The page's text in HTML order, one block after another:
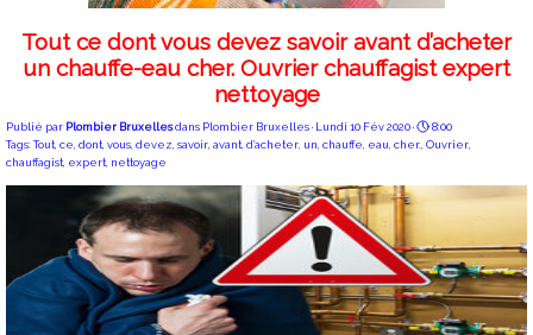
Tout ce dont vous devez savoir avant d’acheter
un chauffe-eau cher. Ouvrier chauffagist expert
nettoyage
Publié par Plombier Bruxellesdans Plombier Bruxelles· Lundi 10 Fév 2020 ·
8:00
Tags:Tout ce dont vous devez savoir avant d’acheter un chauffe eau cher. Ouvrier
chauffagist expert nettoyage